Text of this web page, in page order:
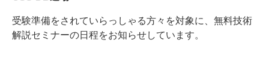
受験準備をされていらっしゃる方々を対象に、無料技術
解説セミナーの日程をお知らせしています。